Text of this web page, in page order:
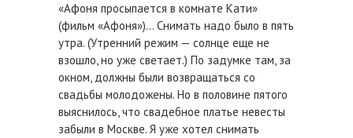
«Афоня просыпается в комнате Кати»
(фильм «Афоня»)… Снимать надо было в пять
утра. (Утренний режим — солнце еще не
взошло, но уже светает.) По задумке там, за
окном, должны были возвращаться со
свадьбы молодожены. Но в половине пятого
выяснилось, что свадебное платье невесты
забыли в Москве. Я уже хотел снимать